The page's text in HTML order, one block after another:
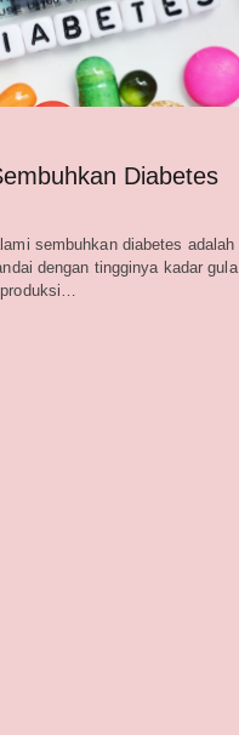
Diabetes
sembuhkan diabetes adalah
dengan tingginya kadar gula
produksi…